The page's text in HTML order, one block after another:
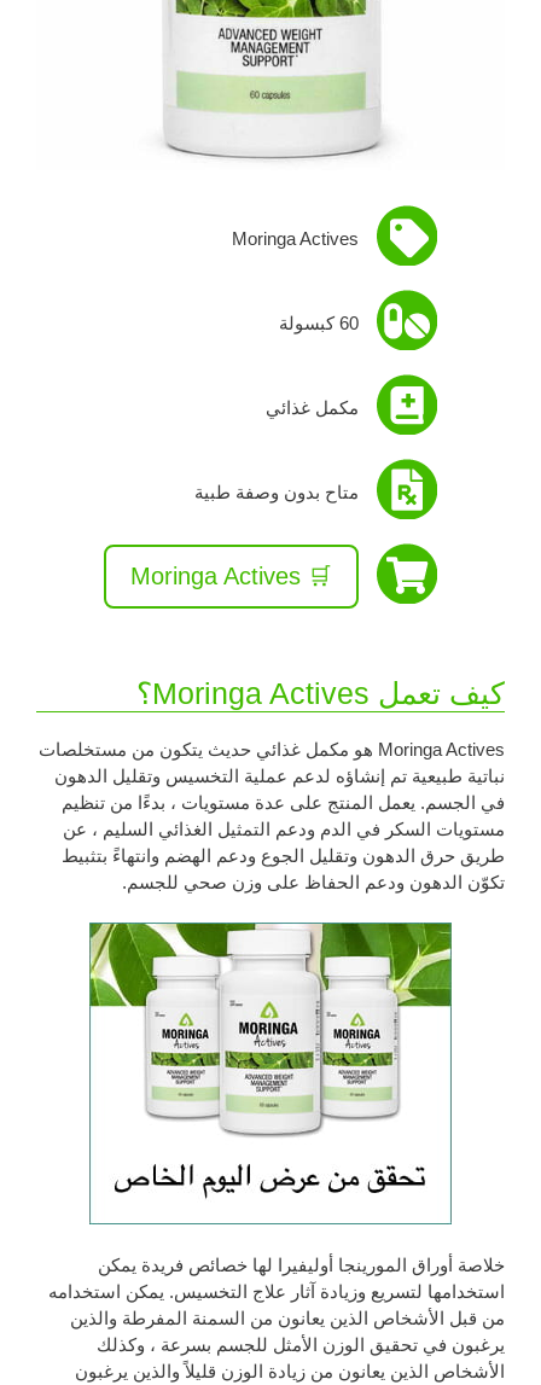
Moringa Actives
60 كبسولة
مكمل غذائي
متاح بدون وصفة طبية
🛒 Moringa Actives
كيف تعمل Moringa Actives؟
Moringa Actives هو مكمل غذائي حديث يتكون من مستخلصات
نباتية طبيعية تم إنشاؤه لدعم عملية التخسيس وتقليل الدهون
في الجسم. يعمل المنتج على عدة مستويات ، بدءًا من تنظيم
مستويات السكر في الدم ودعم التمثيل الغذائي السليم ، عن
طريق حرق الدهون وتقليل الجوع ودعم الهضم وانتهاءً بتثبيط
تكوّن الدهون ودعم الحفاظ على وزن صحي للجسم.
خلاصة أوراق المورينجا أوليفيرا لها خصائص فريدة يمكن
استخدامها لتسريع وزيادة آثار علاج التخسيس. يمكن استخدامه
من قبل الأشخاص الذين يعانون من السمنة المفرطة والذين
يرغبون في تحقيق الوزن الأمثل للجسم بسرعة ، وكذلك
الأشخاص الذين يعانون من زيادة الوزن قليلاً والذين يرغبون